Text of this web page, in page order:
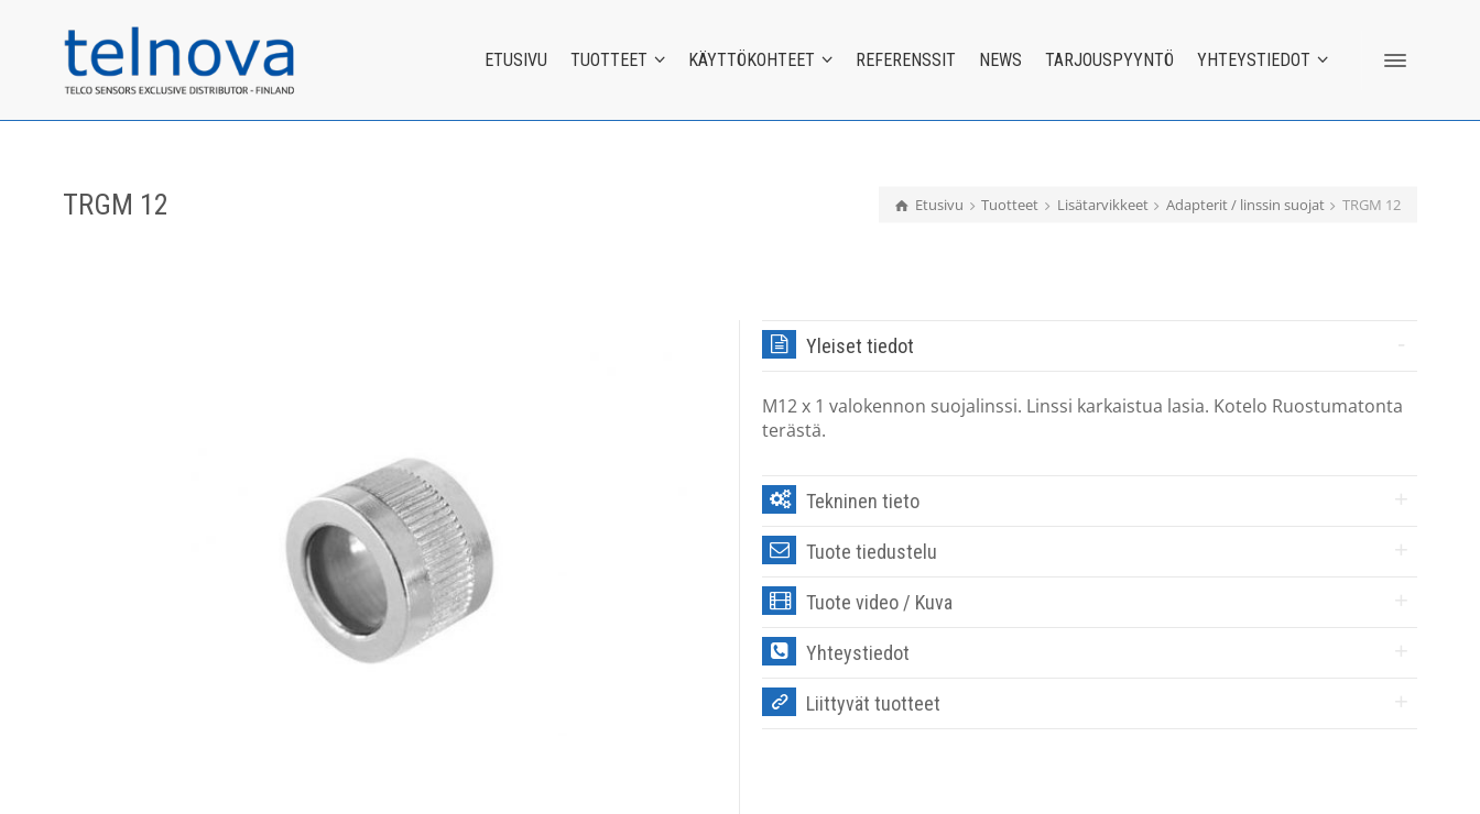
ETUSIVU TUOTTEET KÄYTTÖKOHTEET REFERENSSIT NEWS TARJOUSPYYNTÖ YHTEYSTIEDOT
Etusivu Tuotteet Lisätarvikkeet Adapterit / linssin suojat TRGM 12
TRGM 12
Yleiset tiedot
M12 x 1 valokennon suojalinssi. Linssi karkaistua lasia. Kotelo Ruostumatonta
terästä.
Tekninen tieto
Tuote tiedustelu
Tuote video / Kuva
Yhteystiedot
Liittyvät tuotteet